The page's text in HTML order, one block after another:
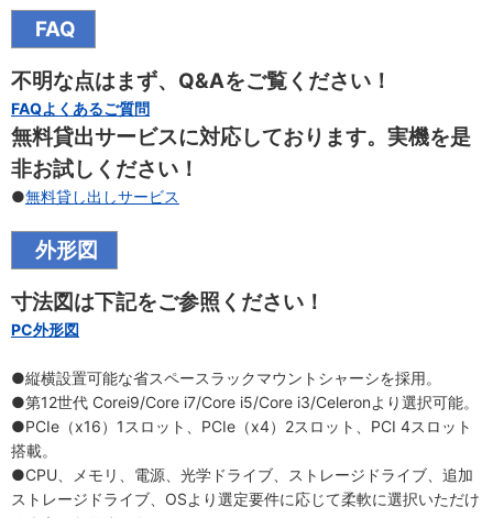
FAQ
不明な点はまず、Q&Aをご覧ください！
FAQよくあるご質問
無料貸出サービスに対応しております。実機を是
非お試しください！
●無料貸し出しサービス
外形図
寸法図は下記をご参照ください！
PC外形図
●縦横設置可能な省スペースラックマウントシャーシを採用。
●第12世代 Corei9/Core i7/Core i5/Core i3/Celeronより選択可能。
●PCIe（x16）1スロット、PCIe（x4）2スロット、PCI 4スロット
搭載。
●CPU、メモリ、電源、光学ドライブ、ストレージドライブ、追加
ストレージドライブ、OSより選定要件に応じて柔軟に選択いただけ